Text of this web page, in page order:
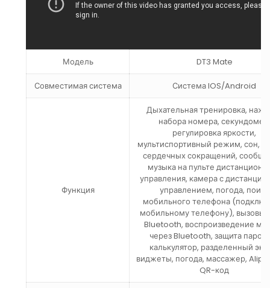
Модель DT3 Mate
Совместимая система Система IOS/Android
Функция
Дыхательная тренировка,
набора номера, секундомер,
регулировка яркости,
мультиспортивный режим, сон,
сердечных сокращений,
музыка на пульте
управления, камера с
управлением, погода, поиск
мобильного телефона
мобильному телефону), вызовы
Bluetooth, воспроизведение
через Bluetooth, защита
калькулятор, разделенный
виджеты, погода, массажер,
QR-код